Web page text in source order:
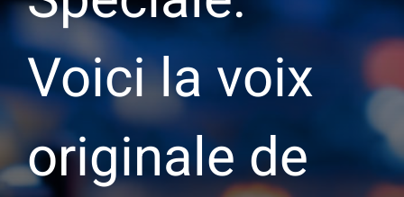
Voici la voix
originale de